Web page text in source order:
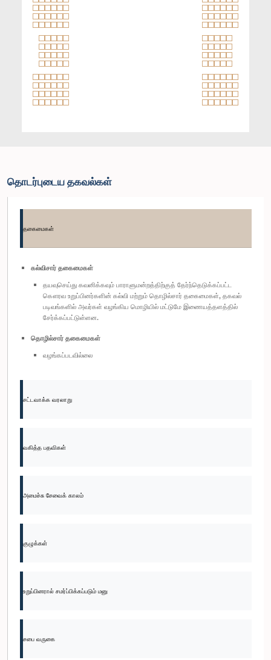
தொடர்புடைய தகவல்கள்
தகைமைகள்
கல்விசார் தகைமைகள்
தயவுசெய்து கவனிக்கவும் பாராளுமன்றத்திற்குத் தேர்ந்தெடுக்கப்பட்ட
கௌரவ உறுப்பினர்களின் கல்வி மற்றும் தொழில்சார் தகைமைகள், தகவல்
படிவங்களில் அவர்கள் வழங்கிய மொழியில் மட்டுமே இணையத்தளத்தில்
சேர்க்கப்பட்டுள்ளன.
தொழில்சார் தகைமைகள்
வழங்கப்படவில்லை
சட்டவாக்க வரலாறு
வகித்த பதவிகள்
அமைச்சு சேவைக் காலம்
குழுக்கள்
உறுப்பினரால் சமர்ப்பிக்கப்படும் மனு
சபை வருகை